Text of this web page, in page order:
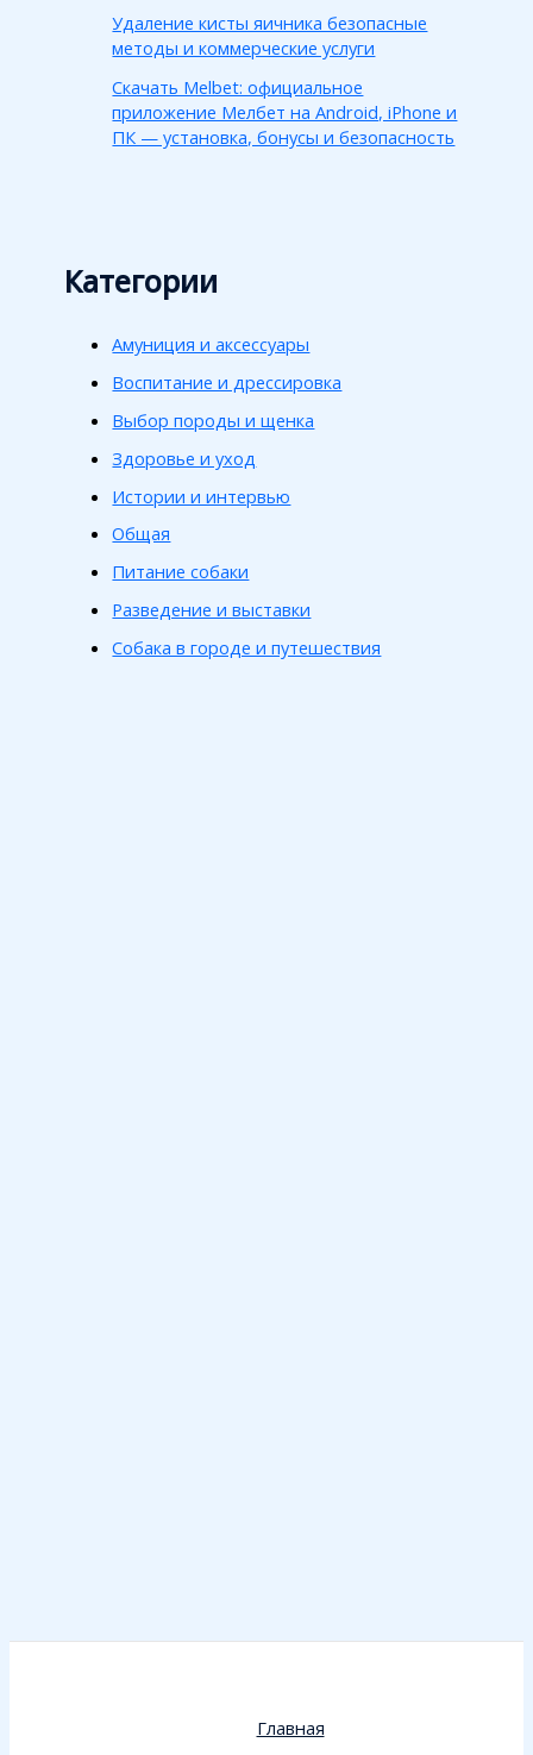
Удаление кисты яичника безопасные
методы и коммерческие услуги
Скачать Melbet: официальное
приложение Мелбет на Android, iPhone и
ПК — установка, бонусы и безопасность
Категории
Амуниция и аксессуары
Воспитание и дрессировка
Выбор породы и щенка
Здоровье и уход
Истории и интервью
Общая
Питание собаки
Разведение и выставки
Собака в городе и путешествия
Главная